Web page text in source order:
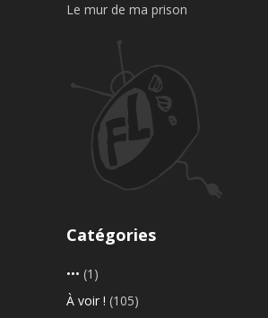
Le mur de ma prison
Catégories
••• (1)
À voir ! (105)